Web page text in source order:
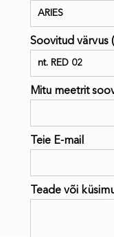
Soovitud värvus
Mitu meetrit
Teie E-mail
Teade või